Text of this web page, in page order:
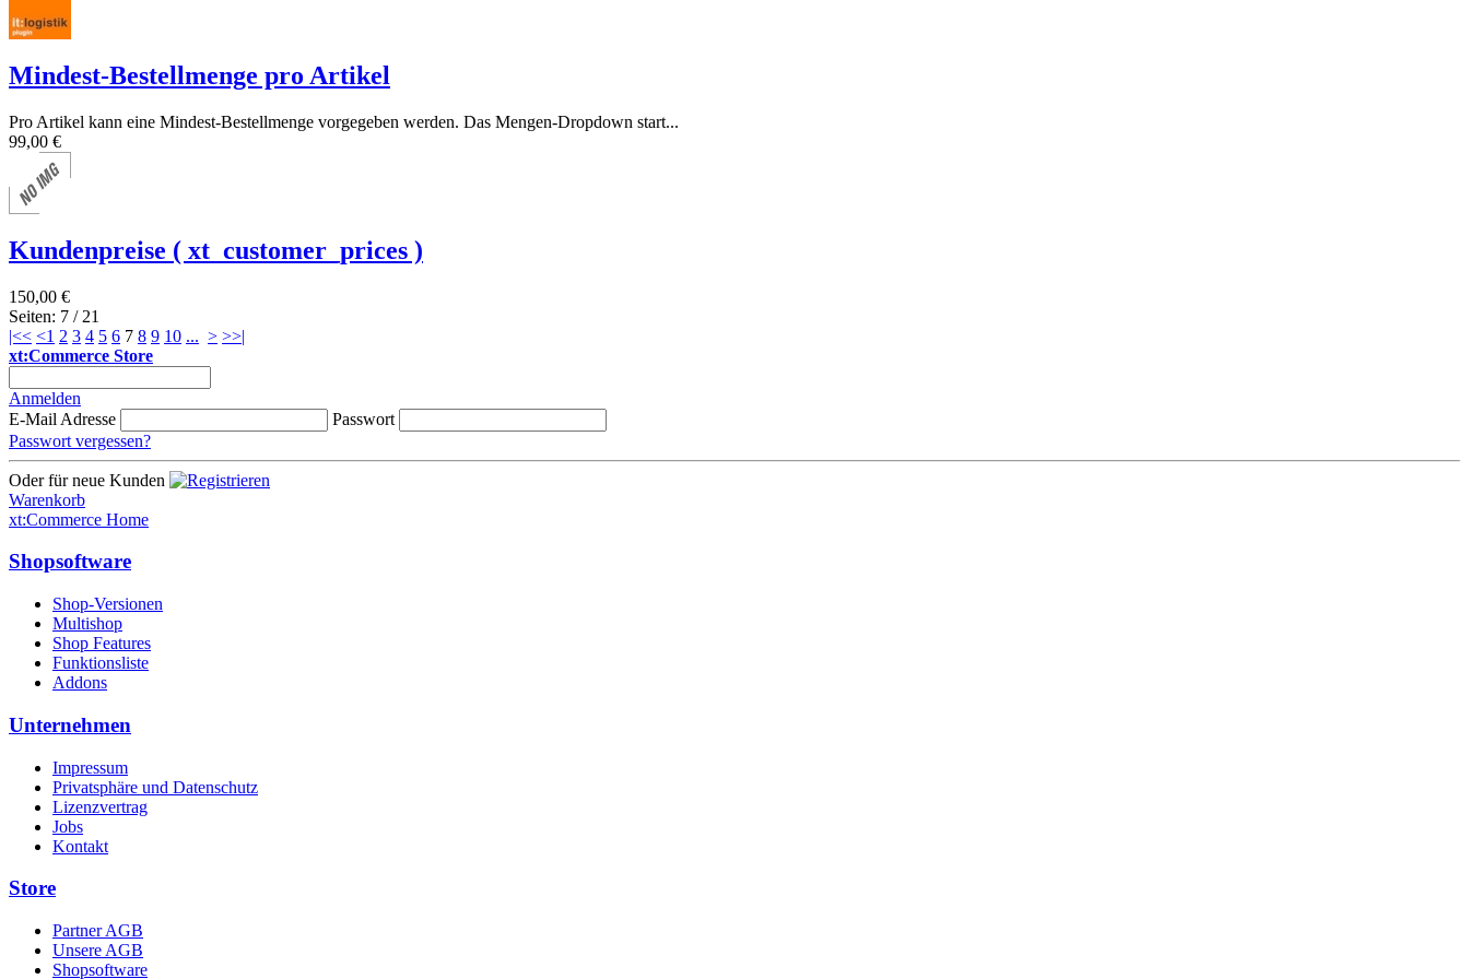
Mindest-Bestellmenge pro Artikel
Pro Artikel kann eine Mindest-Bestellmenge vorgegeben werden. Das Mengen-Dropdown start...
99,00 €
Kundenpreise ( xt_customer_prices )
150,00 €
Seiten: 7 / 21
|<< <1 2 3 4 5 6 7 8 9 10 ... > >>|
xt:Commerce Store
Anmelden
E-Mail Adresse
Passwort
Passwort vergessen?
Oder für neue Kunden
Warenkorb
xt:Commerce Home
Shopsoftware
Shop-Versionen
Multishop
Shop Features
Funktionsliste
Addons
Unternehmen
Impressum
Privatsphäre und Datenschutz
Lizenzvertrag
Jobs
Kontakt
Store
Partner AGB
Unsere AGB
Shopsoftware